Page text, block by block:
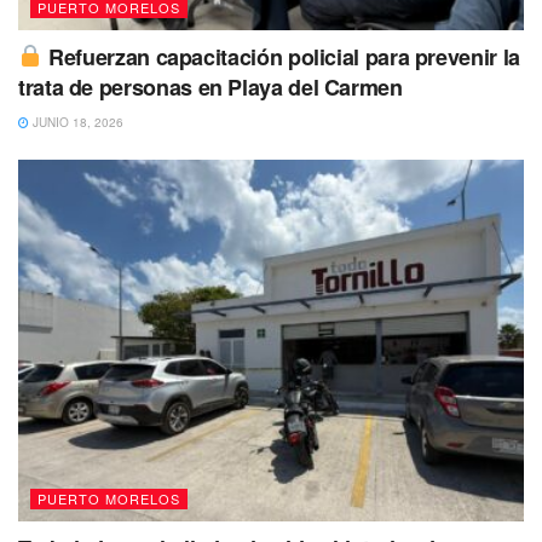
El hombre fue reportado como desaparecido el 31 de
julio de 2023. Hasta el momento se presume como no
localizada, de tal forma que se ha activado una ficha de
búsqueda en la Fiscalía General del Estado.
La persona es de complexión mediana,
PUERTO MORELOS
Refuerzan capacitación policial para prevenir la
trata de personas en Playa del Carmen
JUNIO 18, 2026
PUERTO MORELOS